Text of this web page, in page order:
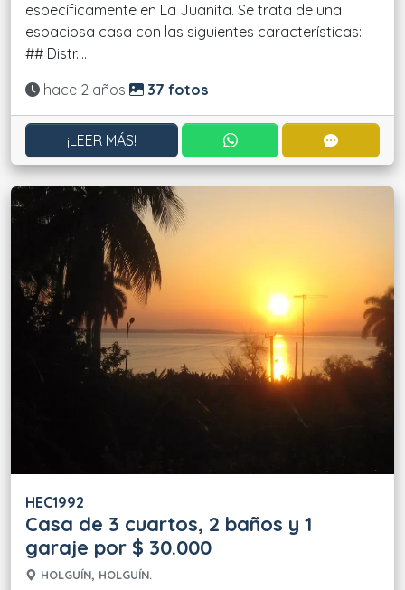
específicamente en La Juanita. Se trata de una
espaciosa casa con las siguientes características:
## Distr....
Actualizado:
hace 2 años 37 fotos
¡LEER MÁS! CONTACTAR POR
HEC1992
Casa de 3 cuartos, 2 baños y 1
garaje por $ 30.000
HOLGUÍN, HOLGUÍN.